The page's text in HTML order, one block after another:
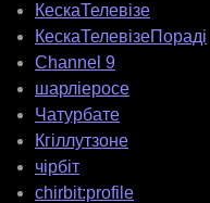
КескаТелевізе
КескаТелевізеПораді
Channel 9
шарліеросе
Чатурбате
Кгіллутзоне
чірбіт
chirbit:profile